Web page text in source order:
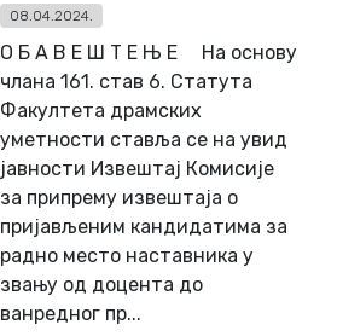
08.04.2024.
О Б А В Е Ш Т Е Њ Е На основу
члана 161. став 6. Статута
Факултета драмских
уметности ставља се на увид
јавности Извештај Комисије
за припрему извештаја о
пријављеним кандидатима за
радно место наставника у
звању од доцента до
ванредног пр...